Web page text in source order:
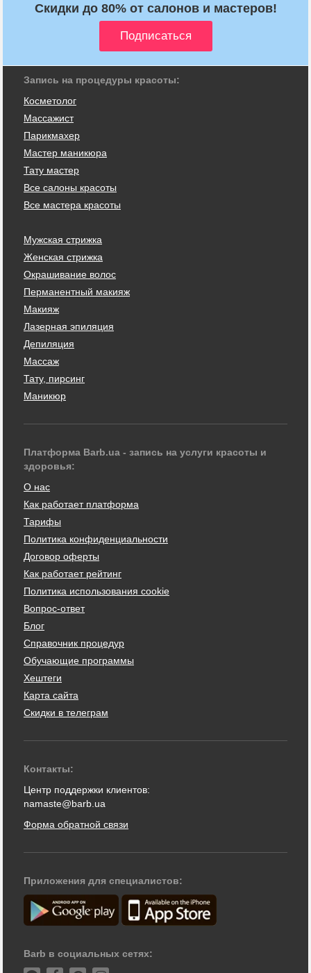
Скидки до 80% от салонов и мастеров!
Запись на процедуры красоты:
Косметолог
Массажист
Парикмахер
Мастер маникюра
Тату мастер
Все салоны красоты
Все мастера красоты
Мужская стрижка
Женская стрижка
Окрашивание волос
Перманентный макияж
Макияж
Лазерная эпиляция
Депиляция
Массаж
Тату, пирсинг
Маникюр
Платформа Barb.ua - запись на услуги красоты и
здоровья:
О нас
Как работает платформа
Тарифы
Политика конфиденциальности
Договор оферты
Как работает рейтинг
Политика использования cookie
Вопрос-ответ
Блог
Справочник процедур
Обучающие программы
Хештеги
Карта сайта
Скидки в телеграм
Контакты:
Центр поддержки клиентов:
namaste@barb.ua
Форма обратной связи
Приложения для специалистов:
Barb в социальных сетях: